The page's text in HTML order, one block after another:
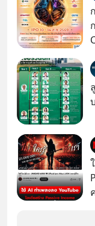
ขี
แ